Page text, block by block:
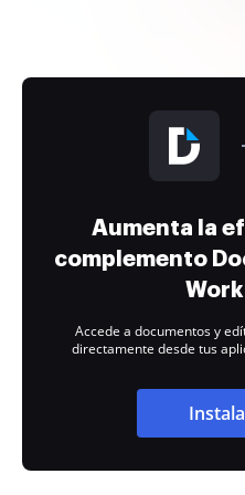
Aumenta la
complemento
Accede a documentos y
directamente desde tus